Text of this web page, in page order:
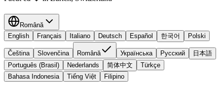
Română
English
Français Italiano Deutsch Español 한국어 Polski
Čeština Slovenčina Română Українська Русский
日本語
Português (Brasil)
Nederlands 简体中文
Türkçe
Bahasa Indonesia
Tiếng Việt Filipino